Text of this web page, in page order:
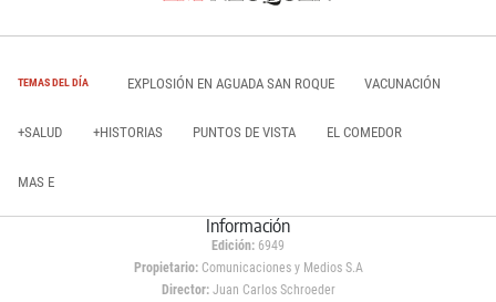
TEMAS DEL DÍA EXPLOSIÓN EN AGUADA SAN ROQUE VACUNACIÓN
+SALUD +HISTORIAS PUNTOS DE VISTA EL COMEDOR
MAS E
Información
Edición: 6949
Propietario:Comunicaciones y Medios S.A
Director: Juan Carlos Schroeder